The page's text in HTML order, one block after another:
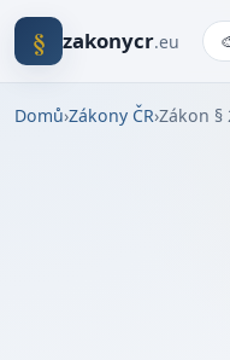
§ zakonycr.eu
Domů›Zákony ČR›Zákon §